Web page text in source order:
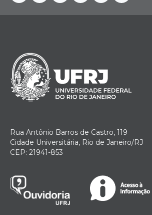
Rua Antônio Barros de Castro, 119
Cidade Universitária, Rio de Janeiro/RJ
CEP: 21941-853